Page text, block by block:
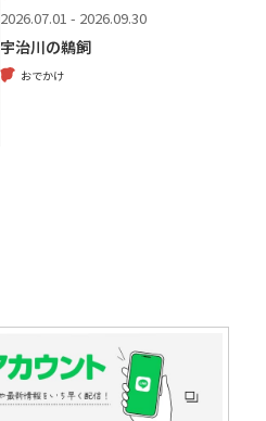
2026.07.01 - 2026.09.30
宇治川の鵜飼
おでかけ